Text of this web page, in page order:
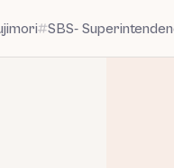
SBS-